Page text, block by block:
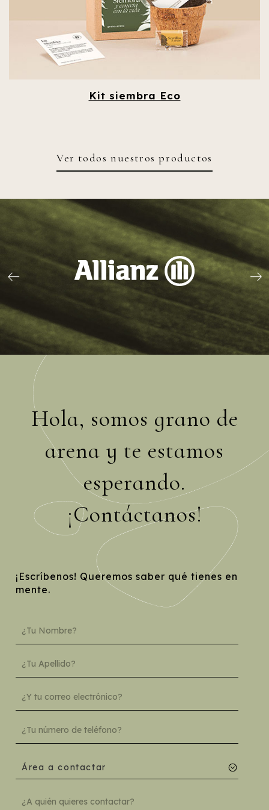
Kit siembra Eco
Ver todos nuestros productos
Hola, somos grano de
arena y te estamos
esperando.
¡Contáctanos!
¡Escríbenos! Queremos saber qué tienes en
mente.
Área a contactar